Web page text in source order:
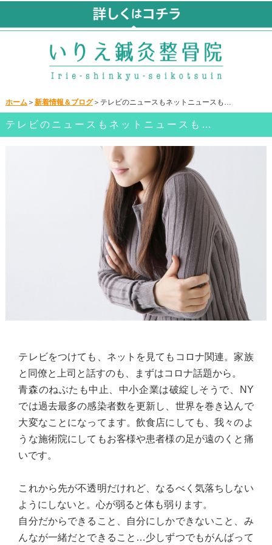
ホーム＞ 新着情報＆ブログ＞テレビのニュースもネットニュースも…
テレビのニュースもネットニュースも…
テレビをつけても、ネットを見てもコロナ関連。家族
と同僚と上司と話すのも、まずはコロナ話題から。
青森のねぶたも中止、中小企業は破綻しそうで、NY
では過去最多の感染者数を更新し、世界を巻き込んで
大変なことになってます。飲食店にしても、我々のよ
うな施術院にしてもお客様や患者様の足が遠のくと痛
いです。
これから先が不透明だけれど、なるべく気落ちしない
ようにしないと。心が弱ると体も弱ります。
自分だからできること、自分にしかできないこと、み
んなが一緒だとできること…少しずつでもがんばって